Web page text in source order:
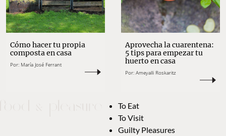
Cómo hacer tu propia
composta en casa
Por: María José Ferrant
Aprovecha la cuarentena:
5 tips para empezar tu
huerto en casa
Por: Ameyalli Roskaritz
To Eat
To Visit
Guilty Pleasures